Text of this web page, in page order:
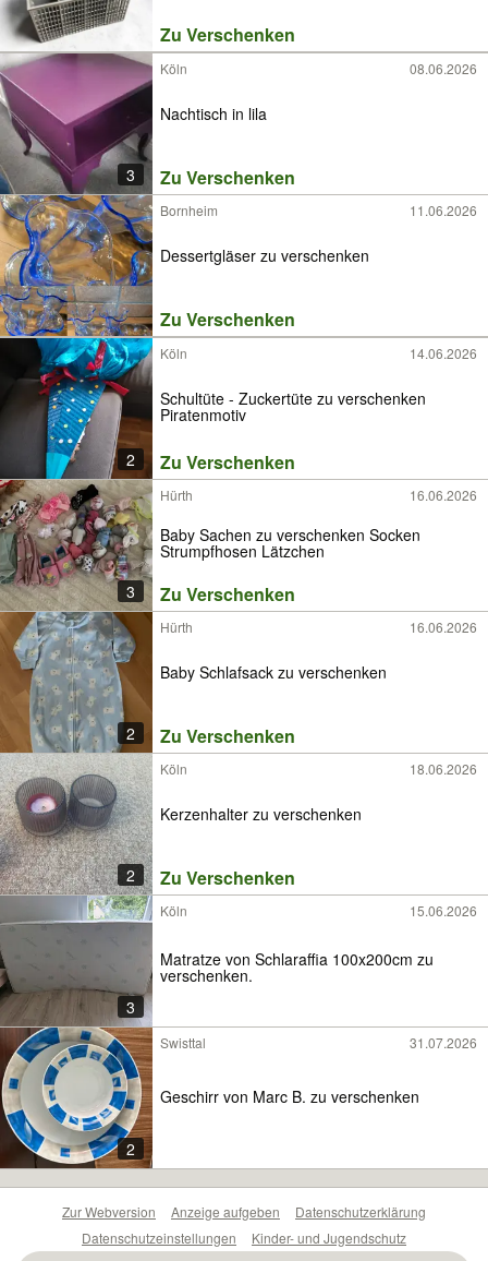
Zu Verschenken
3
Köln 08.06.2026
Nachtisch in lila
Zu Verschenken
Bornheim 11.06.2026
Dessertgläser zu verschenken
Zu Verschenken
2
Köln 14.06.2026
Schultüte - Zuckertüte zu verschenken
Piratenmotiv
Zu Verschenken
3
Hürth 16.06.2026
Baby Sachen zu verschenken Socken
Strumpfhosen Lätzchen
Zu Verschenken
2
Hürth 16.06.2026
Baby Schlafsack zu verschenken
Zu Verschenken
2
Köln 18.06.2026
Kerzenhalter zu verschenken
Zu Verschenken
3
Köln 15.06.2026
Matratze von Schlaraffia 100x200cm zu
verschenken.
2
Swisttal 31.07.2026
Geschirr von Marc B. zu verschenken
Zur Webversion Anzeige aufgeben
Datenschutzerklärung
Datenschutzeinstellungen
Kinder- und Jugendschutz